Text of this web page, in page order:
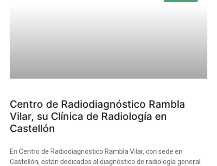
Centro de Radiodiagnóstico Rambla
Vilar, su Clínica de Radiología en
Castellón
En Centro de Radiodiagnóstico Rambla Vilar, con sede en
Castellón, están dedicados al diagnóstico de radiología general.